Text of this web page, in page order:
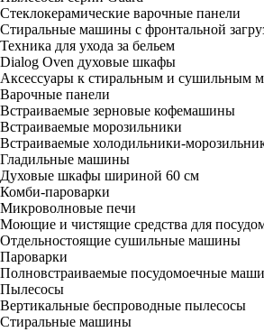
Стеклокерамические варочные панели
Стиральные машины с фронтальной
Техника для ухода за бельем
Dialog Oven духовые шкафы
Аксессуары к стиральным и сушильным
Варочные панели
Встраиваемые зерновые кофемашины
Встраиваемые морозильники
Встраиваемые холодильники-
Гладильные машины
Духовые шкафы шириной 60 см
Комби-пароварки
Микроволновые печи
Моющие и чистящие средства для
Отдельностоящие сушильные машины
Пароварки
Полновстраиваемые посудомоечные
Пылесосы
Вертикальные беспроводные пылесосы
Стиральные машины